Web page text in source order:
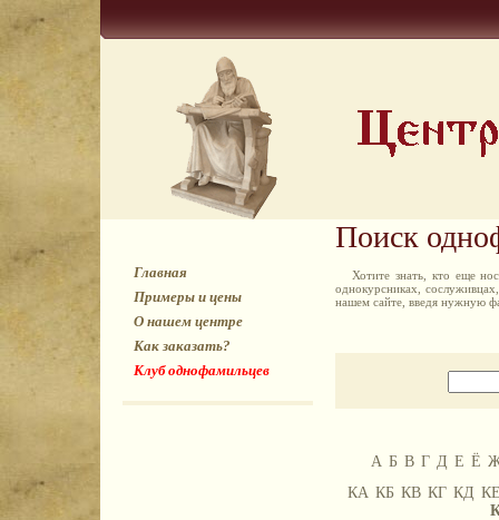
Главная
Примеры и цены
О нашем центре
Как заказать?
Клуб однофамильцев
Поиск
Хотите знать, кто еще
однокурсниках,
нашем сайте, введя нужную
А Б В Г Д Е Ё
КА КБ КВ КГ КД